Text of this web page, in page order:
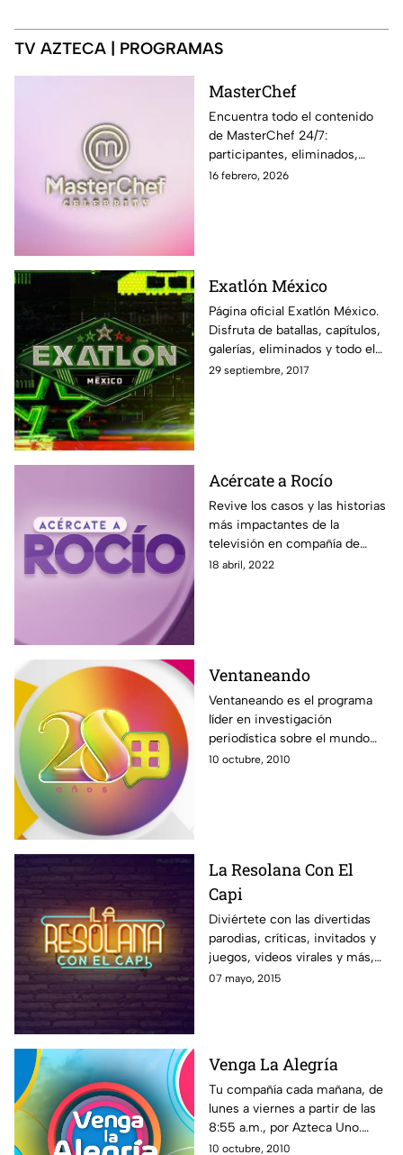
TV AZTECA | PROGRAMAS
MasterChef
Encuentra todo el contenido
de MasterChef 24/7:
participantes, eliminados,
momentos exclusivos, últimas
16 febrero, 2026
Exatlón México
Página oficial Exatlón México.
Disfruta de batallas, capítulos,
galerías, eliminados y todo el
contenido exclusivo fuera de la
29 septiembre, 2017
Acércate a Rocío
Revive los casos y las historias
más impactantes de la
televisión en compañía de
Rocío Sánchez Azuara y su
18 abril, 2022
Ventaneando
Ventaneando es el programa
líder en investigación
periodística sobre el mundo
del espectáculo. Noticias,
10 octubre, 2010
La Resolana Con El
Capi
Diviértete con las divertidas
parodias, críticas, invitados y
juegos, videos virales y más,
con el estilo único de El Capi
07 mayo, 2015
Venga La Alegría
Tu compañía cada mañana, de
lunes a viernes a partir de las
8:55 a.m., por Azteca Uno.
Toda la familia de VLA te
10 octubre, 2010